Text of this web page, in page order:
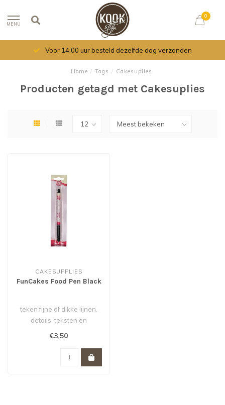
MENU
0
Voor 14.00 uur besteld dezelfde dag verzonden
Home / Tags / Cakesuplies
Producten getagd met Cakesuplies
CAKESUPPLIES
FunCakes Food Pen Black
teken fijne of dikke lijnen,
details, teksten en
decoraties met de handige
€3,50